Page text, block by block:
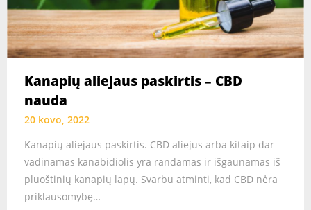
Kanapių aliejaus paskirtis – CBD
nauda
20 kovo, 2022
Kanapių aliejaus paskirtis. CBD aliejus arba kitaip dar
vadinamas kanabidiolis yra randamas ir išgaunamas iš
pluoštinių kanapių lapų. Svarbu atminti, kad CBD nėra
priklausomybę…